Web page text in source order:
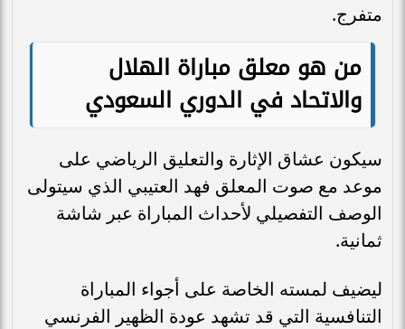
متفرج.
من هو معلق مباراة الهلال
والاتحاد في الدوري السعودي
سيكون عشاق الإثارة والتعليق الرياضي على
موعد مع صوت المعلق فهد العتيبي الذي سيتولى
الوصف التفصيلي لأحداث المباراة عبر شاشة
ثمانية.
ليضيف لمسته الخاصة على أجواء المباراة
التنافسية التي قد تشهد عودة الظهير الفرنسي